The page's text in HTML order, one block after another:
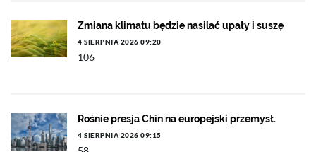
Zmiana klimatu będzie nasilać upały i suszę
4 SIERPNIA 2026 09:20
106
Rośnie presja Chin na europejski przemysł.
4 SIERPNIA 2026 09:15